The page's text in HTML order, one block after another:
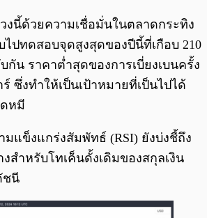
งนี้ด้วยความเชื่อมั่นในตลาดกระทิง
ไปทดสอบจุดสูงสุดของปีนี้ที่เกือบ 210
กัน ราคาต่ำสุดของการเบี่ยงเบนครั้ง
ซึ่งทำให้เป็นเป้าหมายที่เป็นไปได้
หมี
แข็งแกร่งสัมพัทธ์ (RSI) ยังบ่งชี้ถึง
สำหรับโทเค็นดั้งเดิมของสกุลเงิน
ชนี